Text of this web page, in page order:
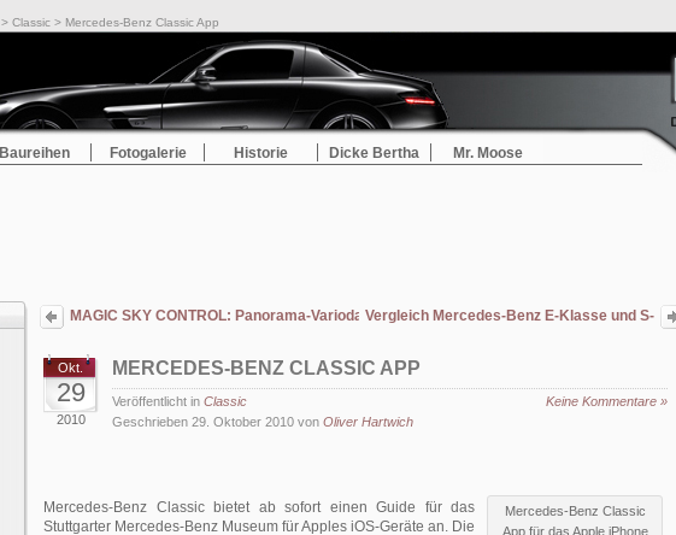
> Classic > Mercedes-Benz Classic App
Baureihen Fotogalerie Historie Dicke Bertha Mr. Moose
MAGIC SKY CONTROL: Panorama-Variodach des neuen SLK im Tal des Todes
Vergleich Mercedes-Benz E-Klasse und S-
Okt.
29
2010
MERCEDES-BENZ CLASSIC APP
Veröffentlicht in Classic
Keine Kommentare »
Geschrieben 29. Oktober 2010 von Oliver Hartwich
Mercedes-Benz Classic
App für das Apple iPhone
Mercedes-Benz Classic bietet ab sofort einen Guide für das
Stuttgarter Mercedes-Benz Museum für Apples iOS-Geräte an. Die